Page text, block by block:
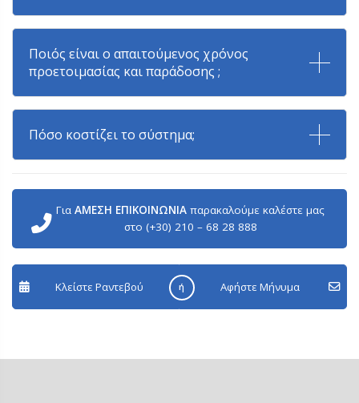
Ποιός είναι ο απαιτούμενος χρόνος
προετοιμασίας και παράδοσης ;
Πόσο κοστίζει το σύστημα;
ΓιαΑΜΕΣΗ ΕΠΙΚΟΙΝΩΝΙΑ παρακαλούμε καλέστε μας
στο (+30) 210 – 68 28 888
Κλείστε Ραντεβού ή Aφήστε Μήνυμα